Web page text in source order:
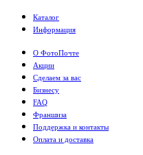
Каталог
Информация
О ФотоПочте
Акции
Сделаем за вас
Бизнесу
FAQ
Франшиза
Поддержка и контакты
Оплата и доставка